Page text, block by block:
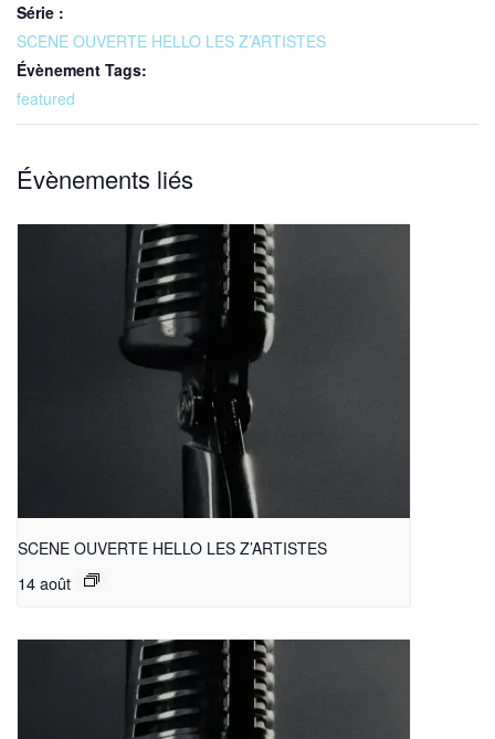
Série :
SCENE OUVERTE HELLO LES Z’ARTISTES
Évènement Tags:
featured
Évènements liés
SCENE OUVERTE HELLO LES Z’ARTISTES
14 août